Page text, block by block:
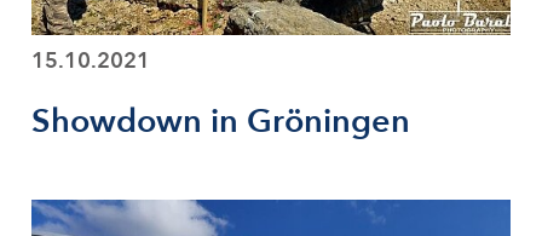
15.10.2021
Showdown in Gröningen